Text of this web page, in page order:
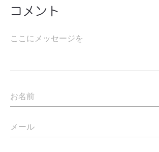
コメント